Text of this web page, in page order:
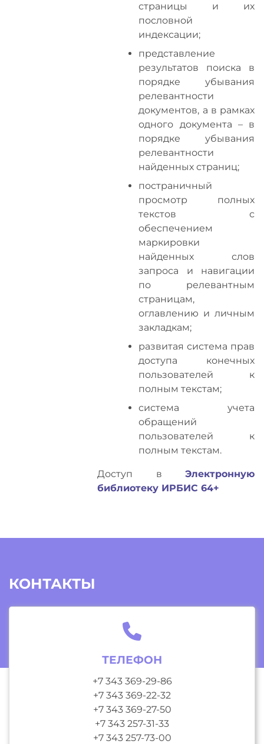
страницы и их
пословной
индексации;
представление
результатов поиска в
порядке убывания
релевантности
документов, а в рамках
одного документа – в
порядке убывания
релевантности
найденных страниц;
постраничный
просмотр полных
текстов с
обеспечением
маркировки
найденных слов
запроса и навигации
по релевантным
страницам,
оглавлению и личным
закладкам;
развитая система прав
доступа конечных
пользователей к
полным текстам;
система учета
обращений
пользователей к
полным текстам.
Доступ в Электронную
библиотеку ИРБИС 64+
КОНТАКТЫ
ТЕЛЕФОН
+7 343 369-29-86
+7 343 369-22-32
+7 343 369-27-50
+7 343 257-31-33
+7 343 257-73-00